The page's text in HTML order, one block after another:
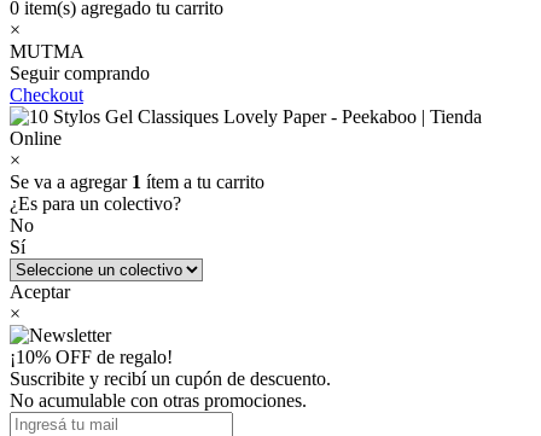
0 item(s) agregado tu carrito
×
MUTMA
Seguir comprando
Checkout
×
Se va a agregar 1 ítem a tu carrito
¿Es para un colectivo?
No
Sí
Aceptar
×
¡10% OFF de regalo!
Suscribite y recibí un cupón de descuento.
No acumulable con otras promociones.